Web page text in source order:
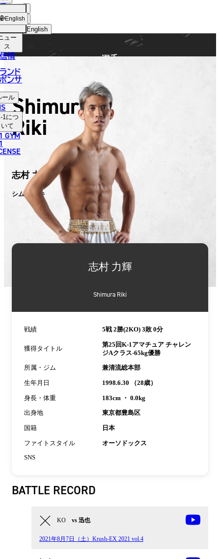
English
中文（简体）
中文（繁體）
ไทย
العربية
ョッ
プ
ュー
ス
情
ンド
ンサ
ール
1につ
いて
GYM
English
選手
Shimura
Riki
志村 力輝
シムラ リキ
志村 力輝
Shimura Riki
戦績 5戦 2勝(2KO) 3敗 0分
獲得タイトル
第25回K-1アマチュア チャレン
ジAクラス-65kg優勝
所属・ジム 兼清流総本部
生年月日 1998.6.30 （28歳）
身長・体重 183cm ・ 0.0kg
出身地 東京都豊島区
国籍 日本
ファイトスタイル オーソドックス
SNS
BATTLE RECORD
KO vs 迅也
2021年8月7日（土）Krush-EX 2021 vol.4